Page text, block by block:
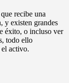
recibe una
y existen grandes
éxito, o incluso ver
todo ello
activo.